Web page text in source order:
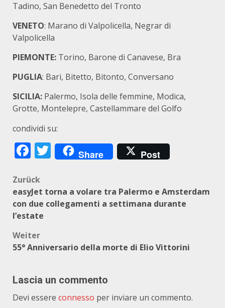
Tadino, San Benedetto del Tronto
VENETO: Marano di Valpolicella, Negrar di
Valpolicella
PIEMONTE: Torino, Barone di Canavese, Bra
PUGLIA: Bari, Bitetto, Bitonto, Conversano
SICILIA: Palermo, Isola delle femmine, Modica,
Grotte, Montelepre, Castellammare del Golfo
condividi su:
Facebook
Twitter
Share Post
Beitragsnavigation
Zurück
easyJet torna a volare tra Palermo e Amsterdam
con due collegamenti a settimana durante
l’estate
Weiter
55° Anniversario della morte di Elio Vittorini
Lascia un commento
Devi essere connesso per inviare un commento.